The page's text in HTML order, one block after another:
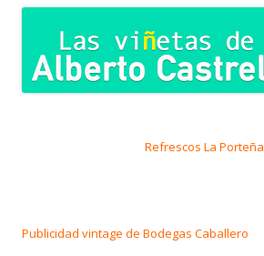
Refrescos La Porteña
Publicidad vintage de Bodegas Caballero